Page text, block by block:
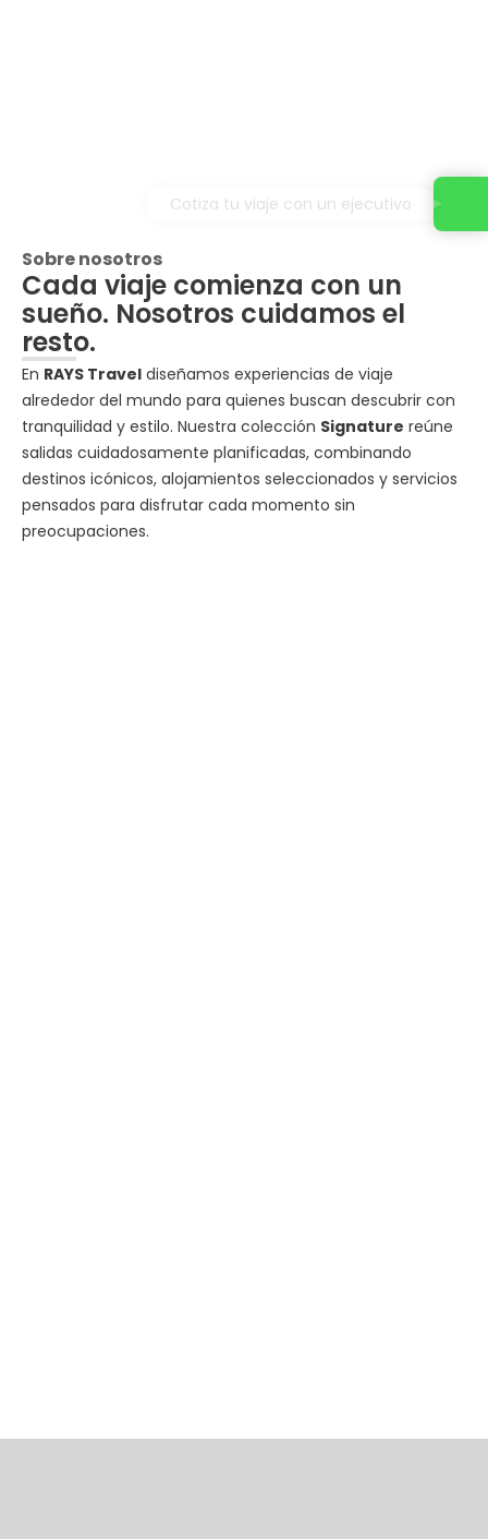
Sobre nosotros
Cada viaje comienza con un
sueño. Nosotros cuidamos el
resto.
En RAYS Travel diseñamos experiencias de viaje
alrededor del mundo para quienes buscan descubrir con
tranquilidad y estilo. Nuestra colección Signature reúne
salidas cuidadosamente planificadas, combinando
destinos icónicos, alojamientos seleccionados y servicios
pensados para disfrutar cada momento sin
preocupaciones.
Cotiza tu viaje con un ejecutivo